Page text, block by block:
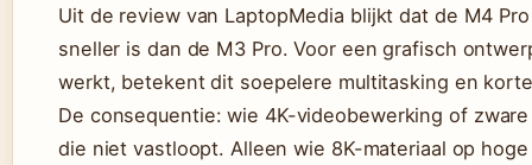
Uit de review van LaptopMedia blijkt dat de M4
sneller is dan de M3 Pro. Voor een grafisch
werkt, betekent dit soepelere multitasking en
De consequentie: wie 4K-videobewerking of
die niet vastloopt. Alleen wie 8K-materiaal op